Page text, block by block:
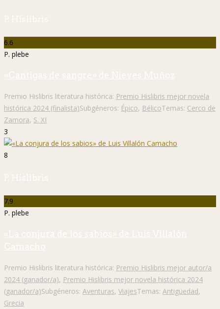
P. Hislibris
6.6
P. plebe
«Cantigas de sangre» de Nieves Muñoz
Premio Hislibris literatura histórica: Premio Hislibris mejor novela
histórica 2024 (finalista)Subgéneros: Épico, BélicoTemas: Cerco de
Zamora, S. XI
3
8
P. Hislibris
7.9
P. plebe
«La conjura de los sabios» de Luis Villalón
Camacho
Premio Hislibris literatura histórica: Premio Hislibris mejor autor/a
2024 (ganador/a), Premio Hislibris mejor novela histórica 2024
(ganador/a)Subgéneros: Aventuras, ViajesTemas: Antigüedad,
Grecia